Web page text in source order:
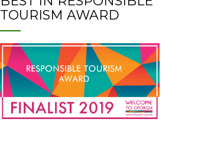
TOURISM AWARD